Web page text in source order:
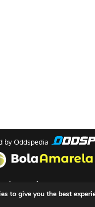
by Oddspedia
theme bymeow
to give you the best